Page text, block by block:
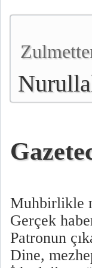
Muhbirlikle
Gerçek
Patronun
Dine,